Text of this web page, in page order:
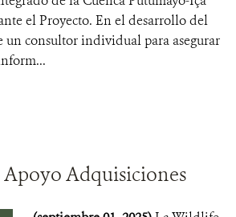
el Proyecto. En el desarrollo del
un consultor individual para asegurar
Adquisiciones